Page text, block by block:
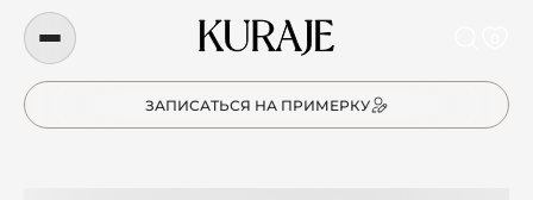
ЗАПИСАТЬСЯ НА ПРИМЕРКУ